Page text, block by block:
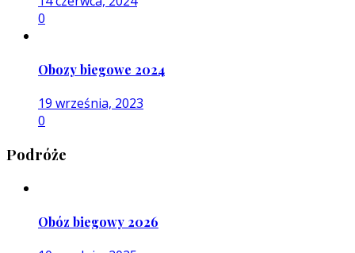
0
Obozy biegowe 2024
19 września, 2023
0
Podróże
Obóz biegowy 2026